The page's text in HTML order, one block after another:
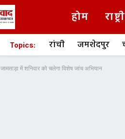
होम
Topics: रांची जमशेदपुर
जामताड़ा में शनिवार को चलेगा विशेष जांच अभियान